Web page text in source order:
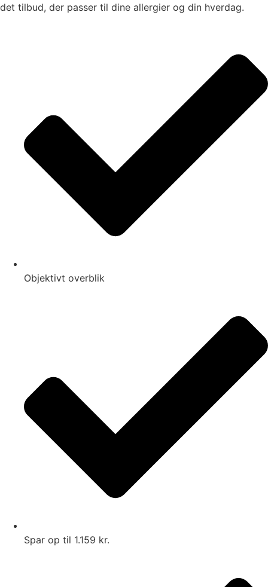
det tilbud, der passer til dine allergier og din hverdag.
Objektivt overblik
Spar op til 1.159 kr.